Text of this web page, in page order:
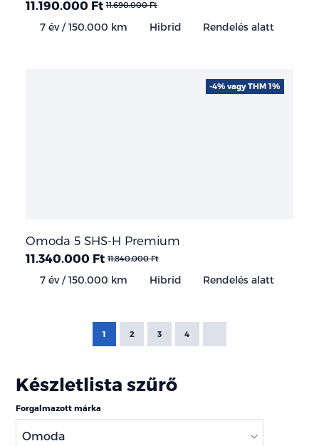
Készletlista szűrő
Forgalmazott márka
11.190.000 Ft 11.690.000 Ft
7 év / 150.000 km Hibrid Rendelés alatt
Omoda 5 SHS-H Premium
11.340.000 Ft 11.840.000 Ft
7 év / 150.000 km Hibrid Rendelés alatt
-4% vagy THM 1%
1 2 3 4